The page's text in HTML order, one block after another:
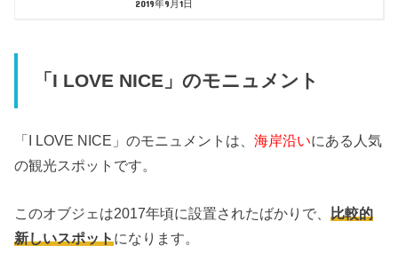
2019年9月1日
「I LOVE NICE」のモニュメント
「I LOVE NICE」のモニュメントは、海岸沿いにある人気
の観光スポットです。
このオブジェは2017年頃に設置されたばかりで、比較的
新しいスポットになります。